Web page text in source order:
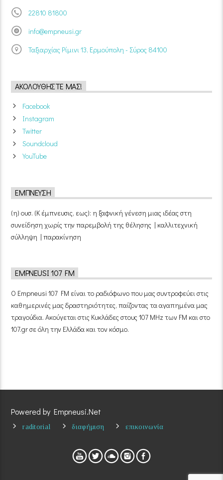
22810 81800
info@empneusi.gr
Ταξιαρχίας Ρίμινι 13, Ερμούπολη - Σύρος 84100
ΑΚΟΛΟΥΘΉΣΤΕ ΜΑΣ!
Facebook
Instagram
Twitter
Soundcloud
YouTube
ΈΜΠΝΕΥΣΗ
(η) ουσ. (Κ έμπνευσις, εως): η ξαφνική γένεση μιας ιδέας στη
συνείδηση χωρίς την παρεμβολή της θέλησης | καλλιτεχνική
σύλληψη | παρακίνηση
EMPNEUSI 107 FM
Ο Empneusi 107 FM είναι το ραδιόφωνο που μας συντροφεύει στις
καθημερινές μας δραστηριότητες, παίζοντας τα αγαπημένα μας
τραγούδια. Ακούγεται στις Κυκλάδες στους 107 MHz των FM και στο
107.gr σε όλη την Ελλάδα και τον κόσμο.
Powered by Empneusi.Net
raditorial διαφήμιση επικοινωνία